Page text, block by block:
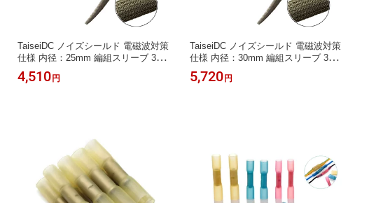
TaiseiDC ノイズシールド 電磁波対策
仕様 内径：25mm 編組スリーブ 3M巻
ノイズ対策仕様
4,510 円
TaiseiDC ノイズシールド 電磁波対策
仕様 内径：30mm 編組スリーブ 3M巻
ノイズ対策仕様
5,720 円